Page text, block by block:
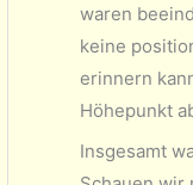
waren
keine
erinnern
Höhepunkt
Insgesamt